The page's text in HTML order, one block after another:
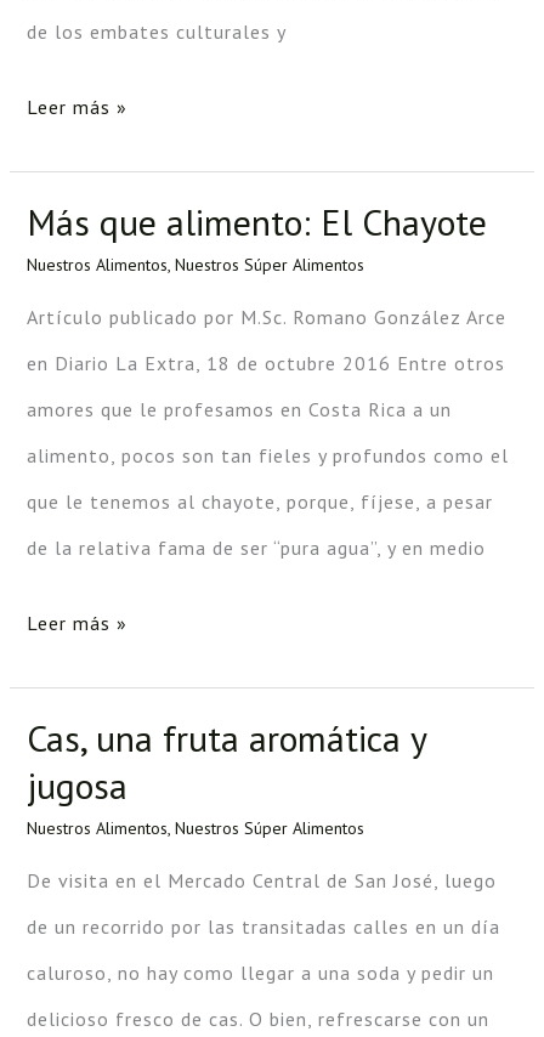
de los embates culturales y
Leer más »
Más que alimento: El Chayote
Nuestros Alimentos, Nuestros Súper Alimentos
Artículo publicado por M.Sc. Romano González Arce
en Diario La Extra, 18 de octubre 2016 Entre otros
amores que le profesamos en Costa Rica a un
alimento, pocos son tan fieles y profundos como el
que le tenemos al chayote, porque, fíjese, a pesar
de la relativa fama de ser “pura agua”, y en medio
Más
que
alimento:
El
Chayote
Leer más »
Cas, una fruta aromática y
jugosa
Nuestros Alimentos, Nuestros Súper Alimentos
De visita en el Mercado Central de San José, luego
de un recorrido por las transitadas calles en un día
caluroso, no hay como llegar a una soda y pedir un
delicioso fresco de cas. O bien, refrescarse con un
Cas,
una
fruta
aromática
y
jugosa